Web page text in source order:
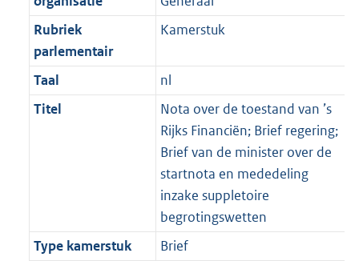
Rubriek
parlementair
Kamerstuk
Taal
nl
Titel
Nota over de toestand van ’s
Rijks Financiën; Brief regering;
Brief van de minister over de
startnota en mededeling
inzake suppletoire
begrotingswetten
Type kamerstuk
Brief